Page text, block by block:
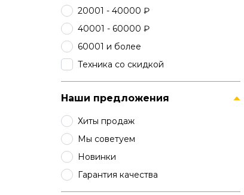
20001 - 40000 ₽
40001 - 60000 ₽
60001 и более
Техника со скидкой
Наши предложения
Хиты продаж
Мы советуем
Новинки
Гарантия качества